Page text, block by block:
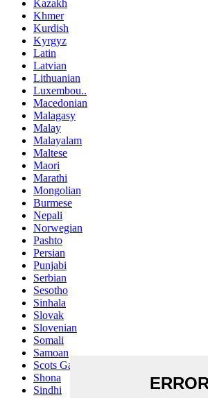
Kazakh
Khmer
Kurdish
Kyrgyz
Latin
Latvian
Lithuanian
Luxembou..
Macedonian
Malagasy
Malay
Malayalam
Maltese
Maori
Marathi
Mongolian
Burmese
Nepali
Norwegian
Pashto
Persian
Punjabi
Serbian
Sesotho
Sinhala
Slovak
Slovenian
Somali
Samoan
Scots Gaelic
Shona
Sindhi